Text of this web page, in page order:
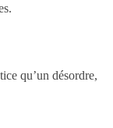
qu’un désordre,